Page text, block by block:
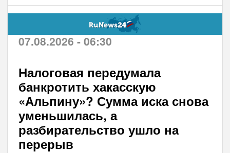
07.08.2026 - 06:30
Налоговая передумала
банкротить хакасскую
«Альпину»? Сумма иска снова
уменьшилась, а
разбирательство ушло на
перерыв